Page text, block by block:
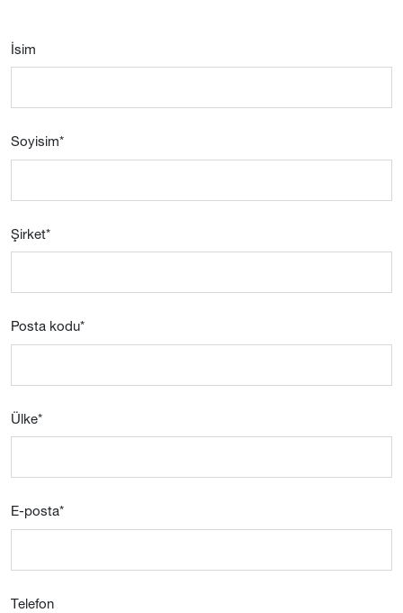
İsim
Soyisim*
Şirket*
Posta kodu*
Ülke*
E-posta*
Telefon